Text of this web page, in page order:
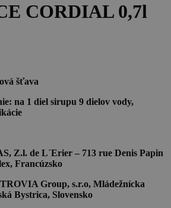
CORDIAL 0,7l
šťava
na 1 diel sirupu 9 dielov vody,
Z.l. de L´Erier – 713 rue Denis Papin
Francúzsko
Group, s.r.o, Mládežnícka
Bystrica, Slovensko